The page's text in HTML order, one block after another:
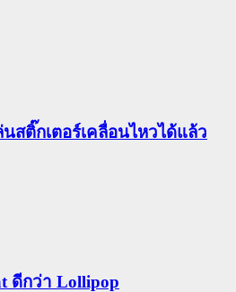
สติ๊กเตอร์เคลื่อนไหวได้แล้ว
ดีกว่า Lollipop